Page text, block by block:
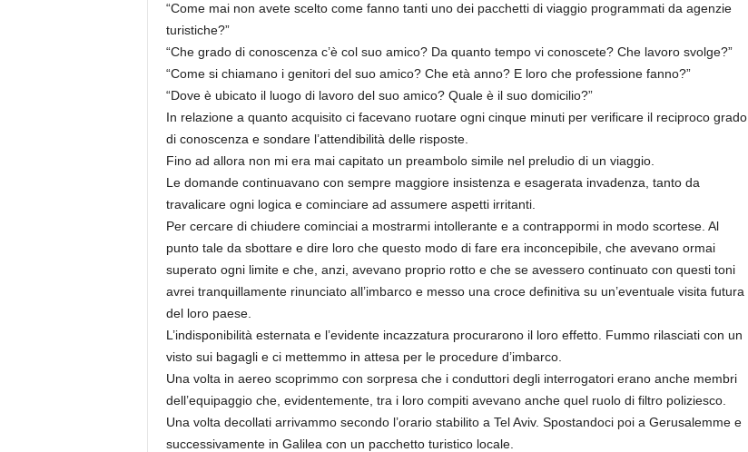
“Come mai non avete scelto come fanno tanti uno dei pacchetti di viaggio programmati da agenzie
turistiche?”
“Che grado di conoscenza c’è col suo amico? Da quanto tempo vi conoscete? Che lavoro svolge?”
“Come si chiamano i genitori del suo amico? Che età anno? E loro che professione fanno?”
“Dove è ubicato il luogo di lavoro del suo amico? Quale è il suo domicilio?”
In relazione a quanto acquisito ci facevano ruotare ogni cinque minuti per verificare il reciproco grado
di conoscenza e sondare l’attendibilità delle risposte.
Fino ad allora non mi era mai capitato un preambolo simile nel preludio di un viaggio.
Le domande continuavano con sempre maggiore insistenza e esagerata invadenza, tanto da
travalicare ogni logica e cominciare ad assumere aspetti irritanti.
Per cercare di chiudere cominciai a mostrarmi intollerante e a contrappormi in modo scortese. Al
punto tale da sbottare e dire loro che questo modo di fare era inconcepibile, che avevano ormai
superato ogni limite e che, anzi, avevano proprio rotto e che se avessero continuato con questi toni
avrei tranquillamente rinunciato all’imbarco e messo una croce definitiva su un’eventuale visita futura
del loro paese.
L’indisponibilità esternata e l’evidente incazzatura procurarono il loro effetto. Fummo rilasciati con un
visto sui bagagli e ci mettemmo in attesa per le procedure d’imbarco.
Una volta in aereo scoprimmo con sorpresa che i conduttori degli interrogatori erano anche membri
dell’equipaggio che, evidentemente, tra i loro compiti avevano anche quel ruolo di filtro poliziesco.
Una volta decollati arrivammo secondo l’orario stabilito a Tel Aviv. Spostandoci poi a Gerusalemme e
successivamente in Galilea con un pacchetto turistico locale.